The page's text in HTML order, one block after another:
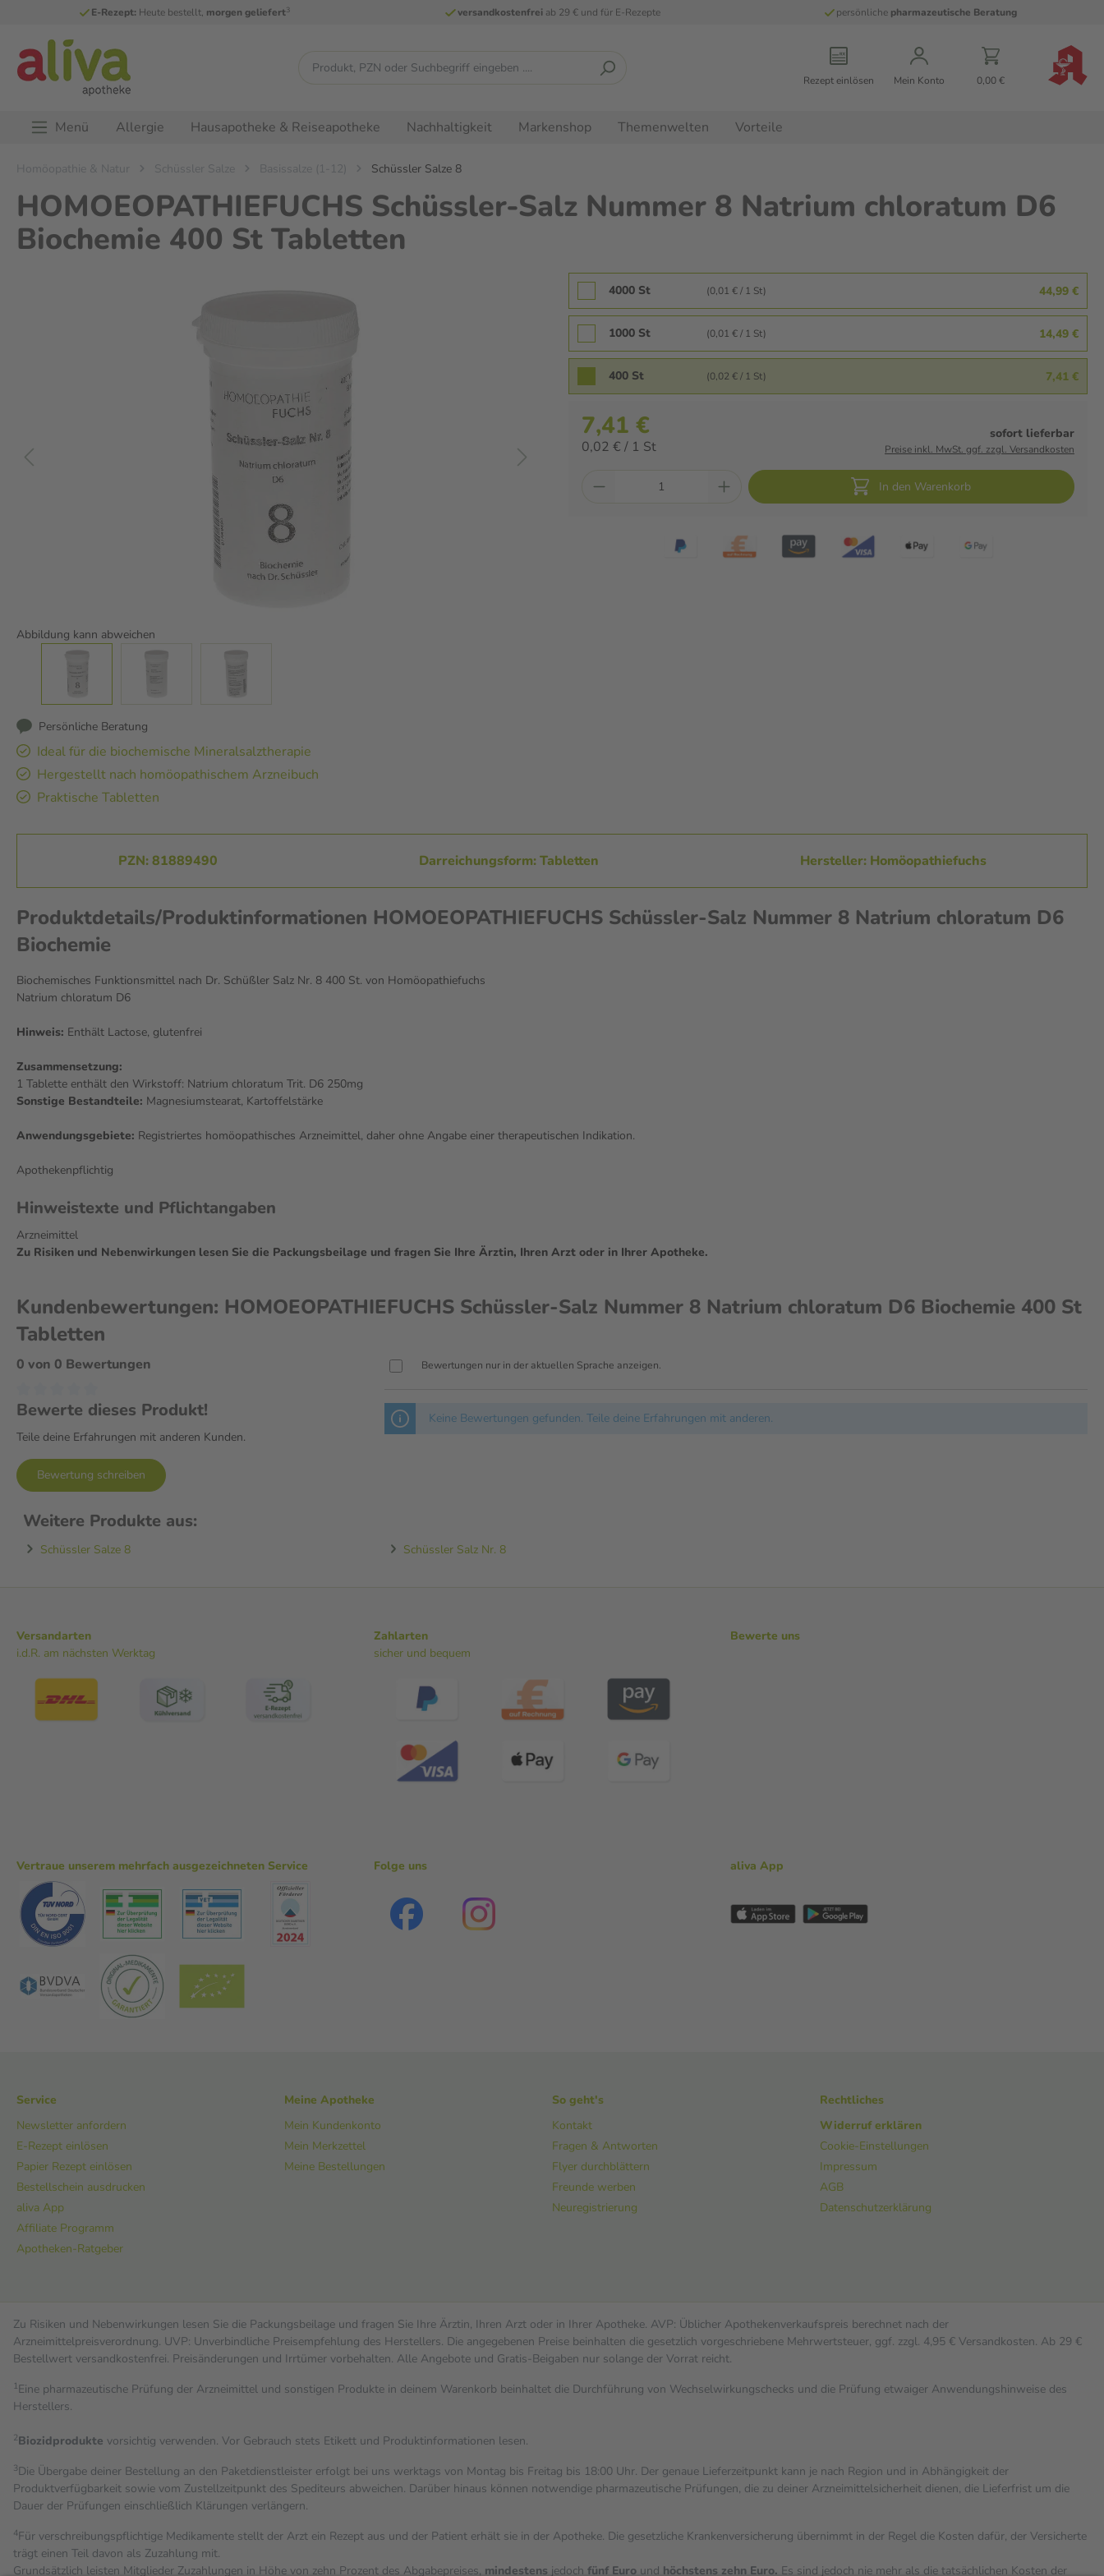
E-Rezept: Heute bestellt, morgen geliefert3 versandkostenfreiab 29 € und für E-Rezepte persönliche pharmazeutische Beratung
Rezept einlösen Mein Konto 0,00 €
Menü Allergie Hausapotheke & Reiseapotheke Nachhaltigkeit Markenshop Themenwelten Vorteile
Homöopathie & Natur Schüssler Salze Basissalze (1-12) Schüssler Salze 8
HOMOEOPATHIEFUCHS Schüssler-Salz Nummer 8 Natrium chloratum D6
Biochemie 400 St Tabletten
Abbildung kann abweichen
Persönliche Beratung
Ideal für die biochemische Mineralsalztherapie
Hergestellt nach homöopathischem Arzneibuch
Praktische Tabletten
4000 St (0,01 € / 1 St) 44,99 €
1000 St (0,01 € / 1 St) 14,49 €
400 St (0,02 € / 1 St) 7,41 €
7,41 €
0,02 € / 1 St
sofort lieferbar
Preise inkl. MwSt. ggf. zzgl. Versandkosten
In den Warenkorb
PZN: 81889490 Darreichungsform: Tabletten Hersteller: Homöopathiefuchs
Produktdetails/Produktinformationen HOMOEOPATHIEFUCHS Schüssler-Salz Nummer 8 Natrium chloratum D6
Biochemie
Biochemisches Funktionsmittel nach Dr. Schüßler Salz Nr. 8 400 St. von Homöopathiefuchs
Natrium chloratum D6
Hinweis: Enthält Lactose, glutenfrei
Zusammensetzung:
1 Tablette enthält den Wirkstoff: Natrium chloratum Trit. D6 250mg
Sonstige Bestandteile: Magnesiumstearat, Kartoffelstärke
Anwendungsgebiete: Registriertes homöopathisches Arzneimittel, daher ohne Angabe einer therapeutischen Indikation.
Apothekenpflichtig
Hinweistexte und Pflichtangaben
Arzneimittel
Zu Risiken und Nebenwirkungen lesen Sie die Packungsbeilage und fragen Sie Ihre Ärztin, Ihren Arzt oder in Ihrer Apotheke.
Kundenbewertungen: HOMOEOPATHIEFUCHS Schüssler-Salz Nummer 8 Natrium chloratum D6 Biochemie 400 St
Tabletten
0 von 0 Bewertungen
Bewerte dieses Produkt!
Teile deine Erfahrungen mit anderen Kunden.
Bewertung schreiben
Bewertungen nur in der aktuellen Sprache anzeigen.
Keine Bewertungen gefunden. Teile deine Erfahrungen mit anderen.
Weitere Produkte aus:
Schüssler Salze 8 Schüssler Salz Nr. 8
Versandarten
i.d.R. am nächsten Werktag
Zahlarten
sicher und bequem
Bewerte uns
Vertraue unserem mehrfach ausgezeichneten Service Folge uns aliva App
Service
Newsletter anfordern
E-Rezept einlösen
Papier Rezept einlösen
Bestellschein ausdrucken
aliva App
Affiliate Programm
Apotheken-Ratgeber
Meine Apotheke
Mein Kundenkonto
Mein Merkzettel
Meine Bestellungen
So geht's
Kontakt
Fragen & Antworten
Flyer durchblättern
Freunde werben
Neuregistrierung
Rechtliches
Widerruf erklären
Cookie-Einstellungen
Impressum
AGB
Datenschutzerklärung
Zu Risiken und Nebenwirkungen lesen Sie die Packungsbeilage und fragen Sie Ihre Ärztin, Ihren Arzt oder in Ihrer Apotheke. AVP: Üblicher Apothekenverkaufspreis berechnet nach der
Arzneimittelpreisverordnung. UVP: Unverbindliche Preisempfehlung des Herstellers. Die angegebenen Preise beinhalten die gesetzlich vorgeschriebene Mehrwertsteuer, ggf. zzgl. 4,95 € Versandkosten. Ab 29 €
Bestell­wert versand­kosten­frei. Preisänderungen und Irrtümer vorbehalten. Alle Angebote und Gratis-Beigaben nur solange der Vorrat reicht.
1Eine pharmazeutische Prüfung der Arzneimittel und sonstigen Produkte in deinem Warenkorb beinhaltet die Durchführung von Wechselwirkungschecks und die Prüfung etwaiger Anwendungshinweise des
Herstellers.
2Biozidprodukte vorsichtig verwenden. Vor Gebrauch stets Etikett und Produktinformationen lesen.
3Die Übergabe deiner Bestellung an den Paketdienstleister erfolgt bei uns werktags von Montag bis Freitag bis 18:00 Uhr. Der genaue Lieferzeitpunkt kann je nach Region und in Abhängigkeit der
Produktverfügbarkeit sowie vom Zustellzeitpunkt des Spediteurs abweichen. Darüber hinaus können notwendige pharmazeutische Prüfungen, die zu deiner Arzneimittelsicherheit dienen, die Lieferfrist um die
Dauer der Prüfungen einschließlich Klärungen verlängern.
4Für verschreibungspflichtige Medikamente stellt der Arzt ein Rezept aus und der Patient erhält sie in der Apotheke. Die gesetzliche Krankenversicherung übernimmt in der Regel die Kosten dafür, der Versicherte
trägt einen Teil davon als Zuzahlung mit.
Grundsätzlich leisten Mitglieder Zuzahlungen in Höhe von zehn Prozent des Abgabepreises, mindestens jedoch fünf Euro und höchstens zehn Euro. Es sind jedoch nie mehr als die tatsächlichen Kosten der